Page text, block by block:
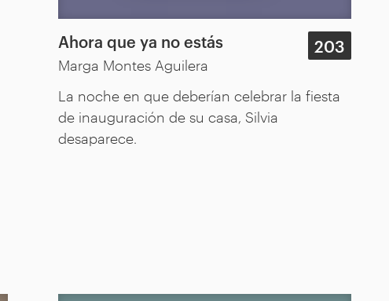
Ahora que ya no estás
Marga Montes Aguilera
203
La noche en que deberían celebrar la fiesta
de inauguración de su casa, Silvia
desaparece.